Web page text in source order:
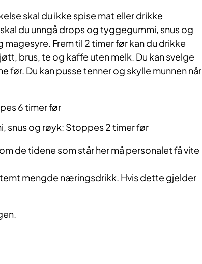
skal du ikke spise mat eller drikke
du unngå drops og tyggegummi, snus og
Frem til 2 timer før kan du drikke
brus, te og kaffe uten melk. Du kan svelge
før. Du kan pusse tenner og skylle munnen når
6 timer før
snus og røyk: Stoppes 2 timer før
de tidene som står her må personalet få vite
mengde næringsdrikk. Hvis dette gjelder